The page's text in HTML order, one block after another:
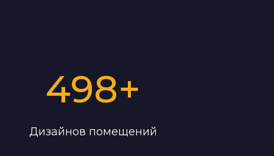
498+
Дизайнов помещений